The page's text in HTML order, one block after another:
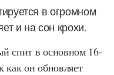
в огромном
и на сон крохи.
спит в основном 16-
как он обновляет